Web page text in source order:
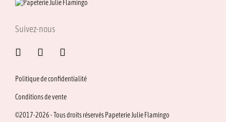
Suivez-nous
Politique de confidentialité
Conditions de vente
©2017-2026 - Tous droits réservés Papeterie Julie Flamingo